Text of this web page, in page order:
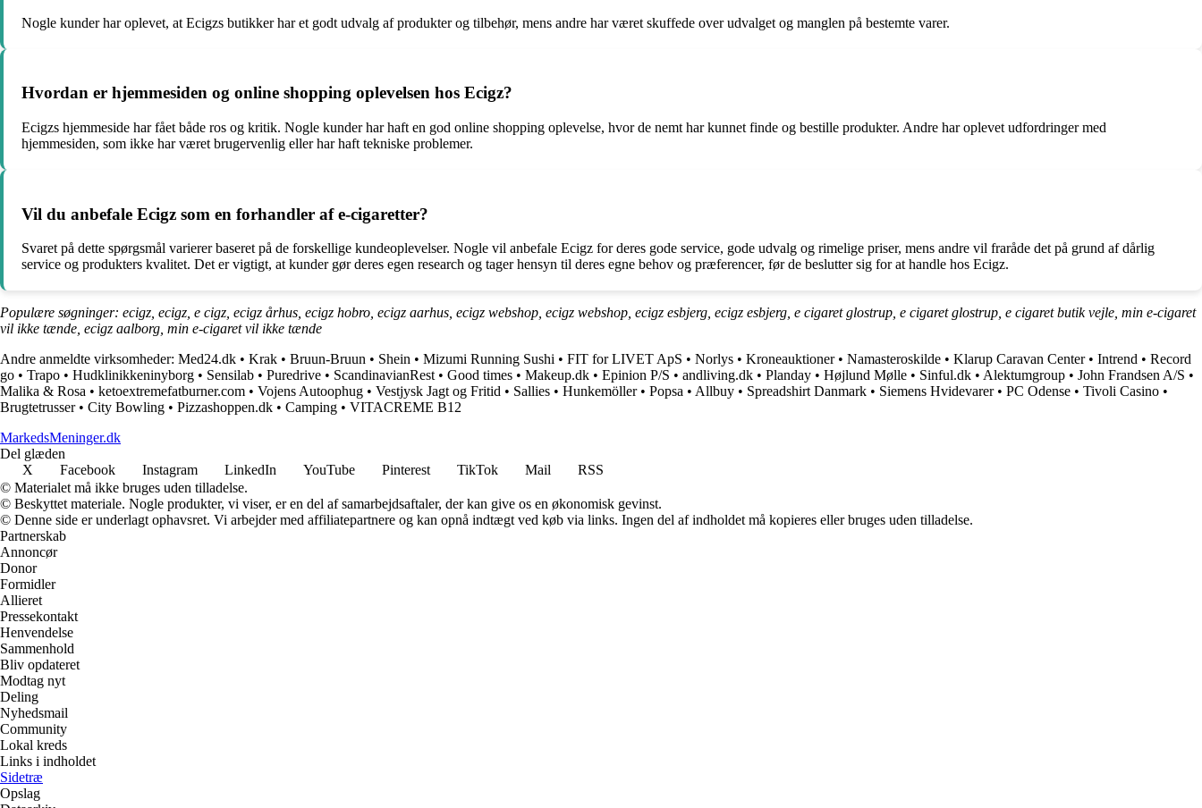
Nogle kunder har oplevet, at Ecigzs butikker har et godt udvalg af produkter og tilbehør, mens andre har været skuffede over udvalget og manglen på bestemte varer.
Hvordan er hjemmesiden og online shopping oplevelsen hos Ecigz?
Ecigzs hjemmeside har fået både ros og kritik. Nogle kunder har haft en god online shopping oplevelse, hvor de nemt har kunnet finde og bestille produkter. Andre har oplevet udfordringer med
hjemmesiden, som ikke har været brugervenlig eller har haft tekniske problemer.
Vil du anbefale Ecigz som en forhandler af e-cigaretter?
Svaret på dette spørgsmål varierer baseret på de forskellige kundeoplevelser. Nogle vil anbefale Ecigz for deres gode service, gode udvalg og rimelige priser, mens andre vil fraråde det på grund af dårlig
service og produkters kvalitet. Det er vigtigt, at kunder gør deres egen research og tager hensyn til deres egne behov og præferencer, før de beslutter sig for at handle hos Ecigz.
Populære søgninger: ecigz, ecigz, e cigz, ecigz århus, ecigz hobro, ecigz aarhus, ecigz webshop, ecigz webshop, ecigz esbjerg, ecigz esbjerg, e cigaret glostrup, e cigaret glostrup, e cigaret butik vejle, min e-cigaret
vil ikke tænde, ecigz aalborg, min e-cigaret vil ikke tænde
Andre anmeldte virksomheder: Med24.dk • Krak • Bruun-Bruun • Shein • Mizumi Running Sushi • FIT for LIVET ApS • Norlys • Kroneauktioner• Namasteroskilde • Klarup Caravan Center• Intrend • Record
go • Trapo • Hudklinikkeninyborg • Sensilab • Puredrive • ScandinavianRest• Good times • Makeup.dk • Epinion P/S • andliving.dk • Planday • Højlund Mølle • Sinful.dk • Alektumgroup • John Frandsen A/S •
Malika & Rosa • ketoextremefatburner.com • Vojens Autoophug • Vestjysk Jagt og Fritid • Sallies • Hunkemöller• Popsa • Allbuy • Spreadshirt Danmark • Siemens Hvidevarer• PC Odense • Tivoli Casino •
Brugtetrusser• City Bowling • Pizzashoppen.dk • Camping • VITACREME B12
MarkedsMeninger.dk
Del glæden
X
Facebook Instagram LinkedIn YouTube Pinterest TikTok Mail
RSS
© Materialet må ikke bruges uden tilladelse.
© Beskyttet materiale. Nogle produkter, vi viser, er en del af samarbejdsaftaler, der kan give os en økonomisk gevinst.
© Denne side er underlagt ophavsret. Vi arbejder med affiliatepartnere og kan opnå indtægt ved køb via links. Ingen del af indholdet må kopieres eller bruges uden tilladelse.
Partnerskab
Annoncør
Donor
Formidler
Allieret
Pressekontakt
Henvendelse
Sammenhold
Bliv opdateret
Modtag nyt
Deling
Nyhedsmail
Community
Lokal kreds
Links i indholdet
Sidetræ
Opslag